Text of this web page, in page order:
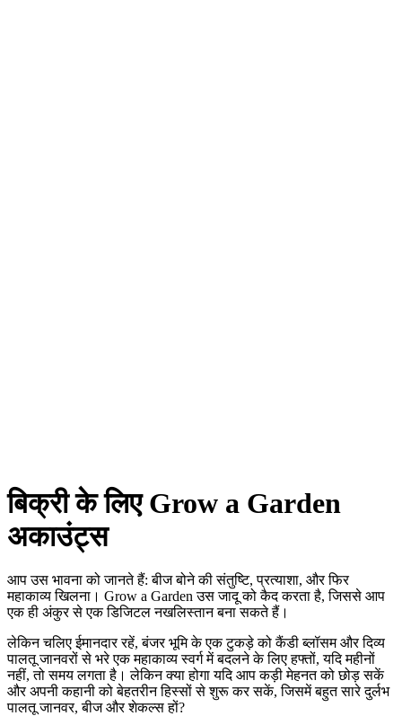
बिक्री के लिए Grow a Garden
अकाउंट्स
आप उस भावना को जानते हैं: बीज बोने की संतुष्टि, प्रत्याशा, और फिर
महाकाव्य खिलना। Grow a Garden उस जादू को कैद करता है, जिससे आप
एक ही अंकुर से एक डिजिटल नखलिस्तान बना सकते हैं।
लेकिन चलिए ईमानदार रहें, बंजर भूमि के एक टुकड़े को कैंडी ब्लॉसम और दिव्य
पालतू जानवरों से भरे एक महाकाव्य स्वर्ग में बदलने के लिए हफ्तों, यदि महीनों
नहीं, तो समय लगता है। लेकिन क्या होगा यदि आप कड़ी मेहनत को छोड़ सकें
और अपनी कहानी को बेहतरीन हिस्सों से शुरू कर सकें, जिसमें बहुत सारे दुर्लभ
पालतू जानवर, बीज और शेकल्स हों?